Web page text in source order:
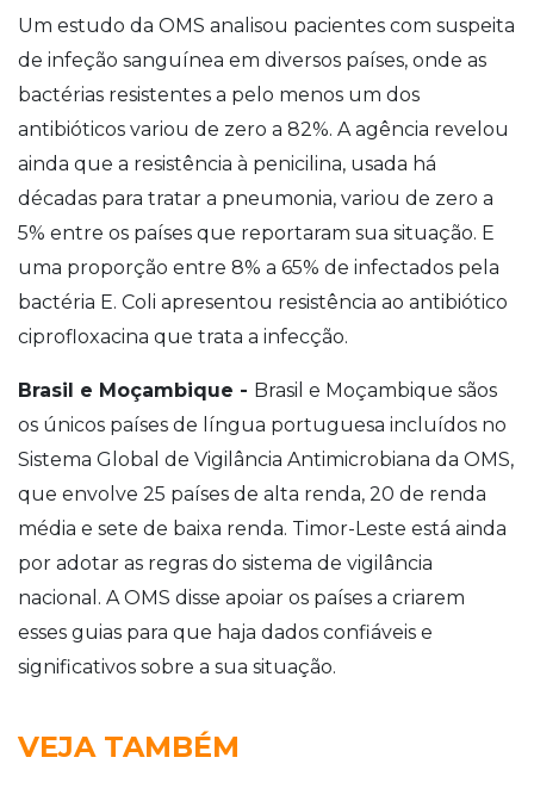
Um estudo da OMS analisou pacientes com suspeita
de infeção sanguínea em diversos países, onde as
bactérias resistentes a pelo menos um dos
antibióticos variou de zero a 82%. A agência revelou
ainda que a resistência à penicilina, usada há
décadas para tratar a pneumonia, variou de zero a
5% entre os países que reportaram sua situação. E
uma proporção entre 8% a 65% de infectados pela
bactéria E. Coli apresentou resistência ao antibiótico
ciprofloxacina que trata a infecção.
Brasil e Moçambique - Brasil e Moçambique sãos
os únicos países de língua portuguesa incluídos no
Sistema Global de Vigilância Antimicrobiana da OMS,
que envolve 25 países de alta renda, 20 de renda
média e sete de baixa renda. Timor-Leste está ainda
por adotar as regras do sistema de vigilância
nacional. A OMS disse apoiar os países a criarem
esses guias para que haja dados confiáveis e
significativos sobre a sua situação.
VEJA TAMBÉM